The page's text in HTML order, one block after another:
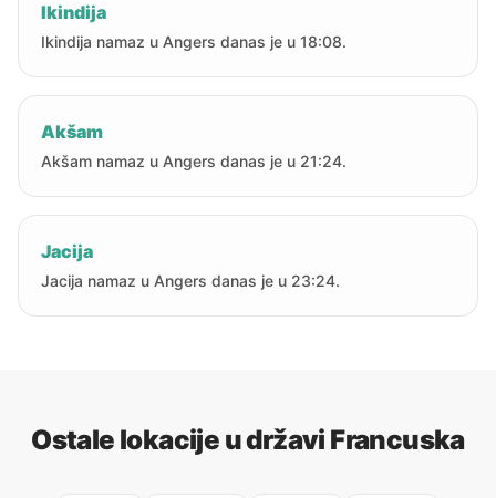
Ikindija
Ikindija namaz u Angers danas je u 18:08.
Akšam
Akšam namaz u Angers danas je u 21:24.
Jacija
Jacija namaz u Angers danas je u 23:24.
Ostale lokacije u državi Francuska